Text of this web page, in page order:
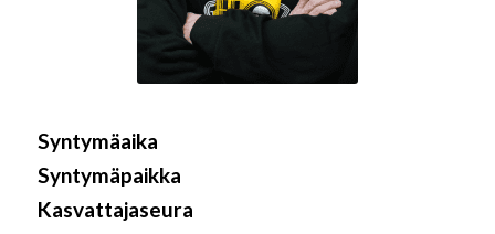
Syntymäaika
Syntymäpaikka
Kasvattajaseura